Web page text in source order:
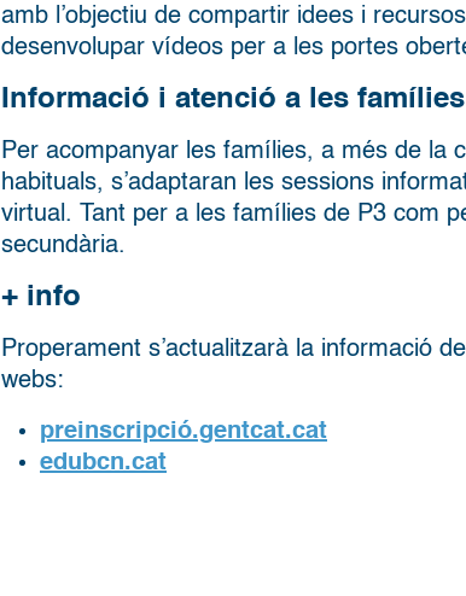
amb l’objectiu de compartir idees i
desenvolupar vídeos per a les portes
Informació i atenció a les famílies
Per acompanyar les famílies, a més de la
habituals, s’adaptaran les sessions
virtual. Tant per a les famílies de P3 com
secundària.
+ info
Properament s’actualitzarà la informació
webs:
preinscripció.gentcat.cat
edubcn.cat